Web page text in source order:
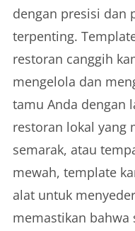
dengan presisi dan
terpenting.
restoran canggih
mengelola dan
tamu Anda dengan
restoran lokal yang
semarak, atau
mewah, template
alat untuk
memastikan bahwa